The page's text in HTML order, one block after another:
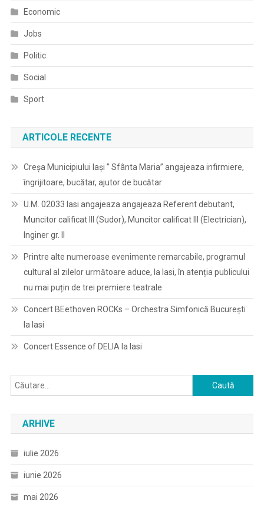
Economic
Jobs
Politic
Social
Sport
ARTICOLE RECENTE
Creșa Municipiului Iași ” Sfânta Maria” angajeaza infirmiere,
îngrijitoare, bucătar, ajutor de bucătar
U.M. 02033 Iasi angajeaza angajeaza Referent debutant,
Muncitor calificat III (Sudor), Muncitor calificat III (Electrician),
Inginer gr. II
Printre alte numeroase evenimente remarcabile, programul
cultural al zilelor următoare aduce, la Iasi, în atenția publicului
nu mai puțin de trei premiere teatrale
Concert BEethoven ROCKs – Orchestra Simfonică București
la Iasi
Concert Essence of DELIA la Iasi
Caută
după:
ARHIVE
iulie 2026
iunie 2026
mai 2026